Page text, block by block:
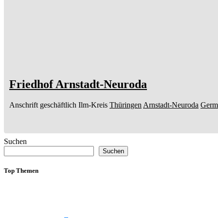
Friedhof Arnstadt-Neuroda
Anschrift geschäftlich Ilm-Kreis Thüringen Arnstadt-Neuroda
Suchen
Suchen
Top Themen